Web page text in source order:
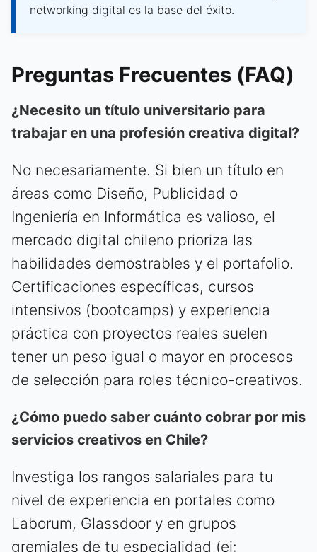
networking digital es la base del éxito.
Preguntas Frecuentes (FAQ)
¿Necesito un título universitario para
trabajar en una profesión creativa digital?
No necesariamente. Si bien un título en
áreas como Diseño, Publicidad o
Ingeniería en Informática es valioso, el
mercado digital chileno prioriza las
habilidades demostrables y el portafolio.
Certificaciones específicas, cursos
intensivos (bootcamps) y experiencia
práctica con proyectos reales suelen
tener un peso igual o mayor en procesos
de selección para roles técnico-creativos.
¿Cómo puedo saber cuánto cobrar por mis
servicios creativos en Chile?
Investiga los rangos salariales para tu
nivel de experiencia en portales como
Laborum, Glassdoor y en grupos
gremiales de tu especialidad (ej: